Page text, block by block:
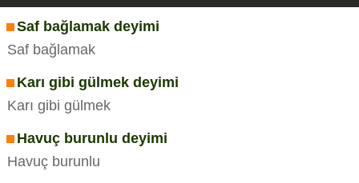
Saf bağlamak deyimi
Saf bağlamak
Karı gibi gülmek deyimi
Karı gibi gülmek
Havuç burunlu deyimi
Havuç burunlu